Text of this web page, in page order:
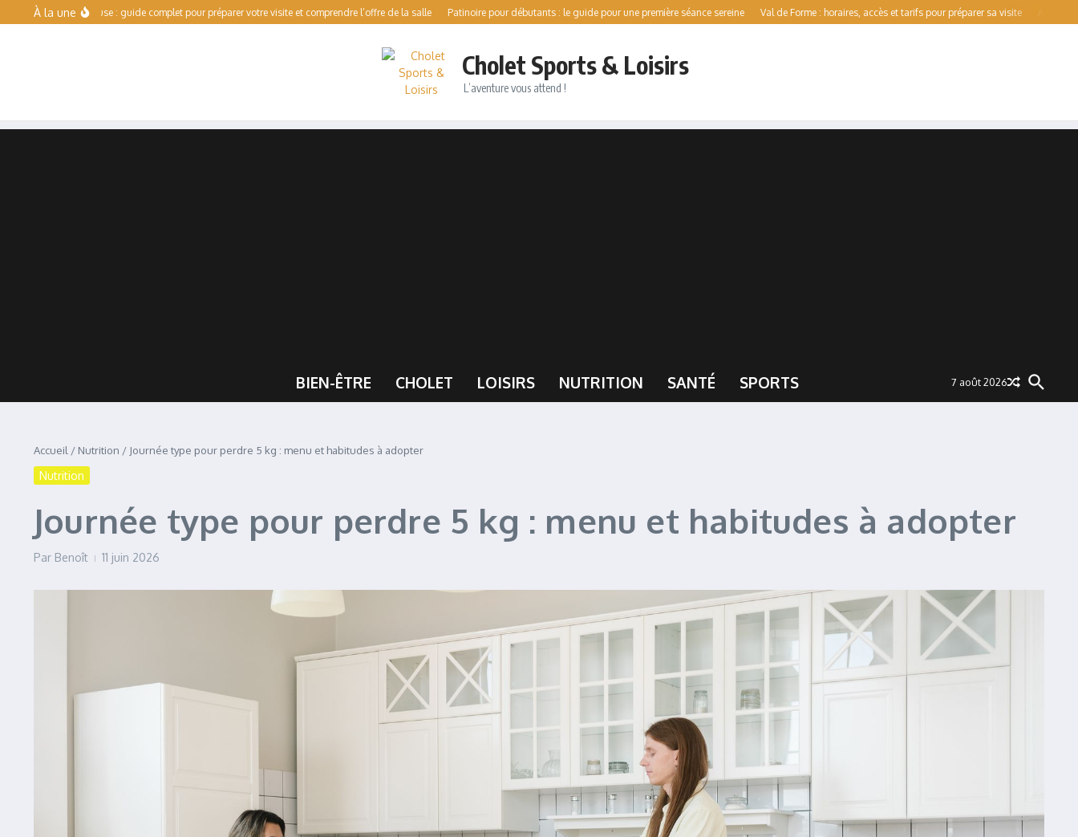
Aller au contenu
À la une
Toulouse : guide complet pour préparer votre visite et comprendre l’offre de la salle Patinoire pour débutants : le guide pour une première séance sereine Val de Forme : horaires, accès et tarifs pour préparer sa visite Aqualens :
Cholet Sports & Loisirs
L’aventure vous attend !
BIEN-ÊTRE CHOLET LOISIRS NUTRITION SANTÉ SPORTS 7 août 2026
Accueil / Nutrition / Journée type pour perdre 5 kg : menu et habitudes à adopter
Nutrition
Journée type pour perdre 5 kg : menu et habitudes à adopter
Par Benoît 11 juin 2026